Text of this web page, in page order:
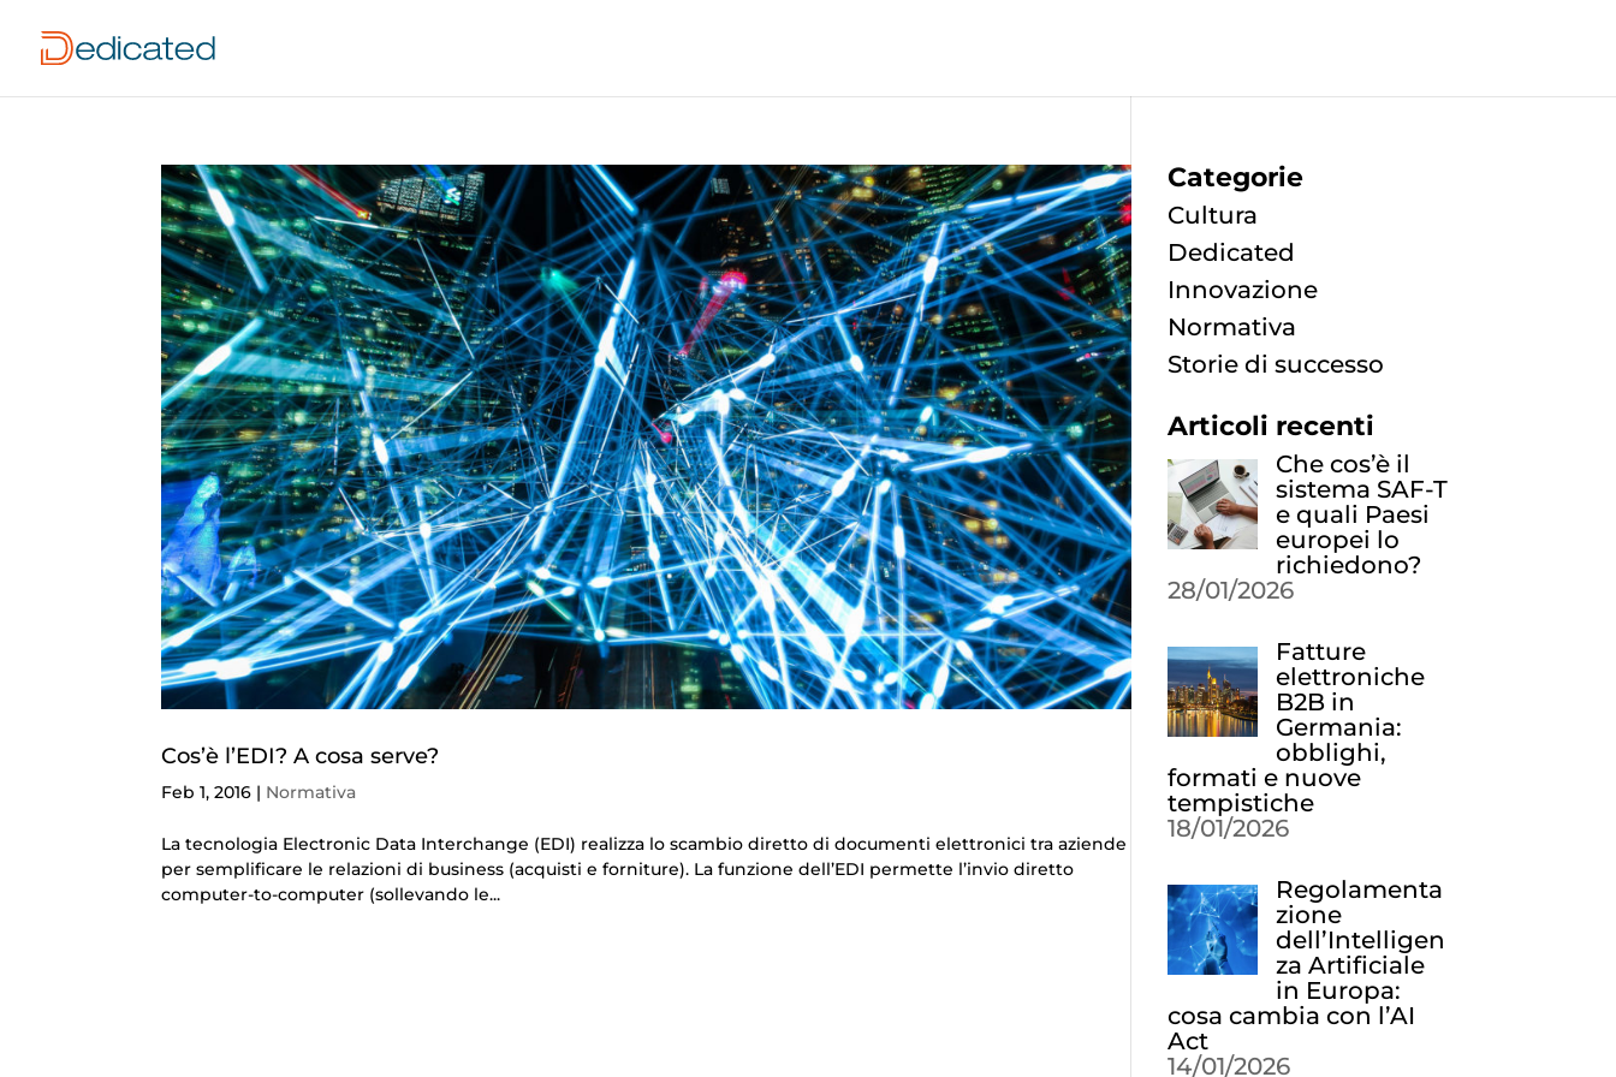
Cos’è l’EDI? A cosa serve?
Feb 1, 2016 | Normativa
La tecnologia Electronic Data Interchange (EDI) realizza lo scambio diretto di documenti elettronici tra aziende
per semplificare le relazioni di business (acquisti e forniture). La funzione dell’EDI permette l’invio diretto
computer-­to-­computer (sollevando le...
Categorie
Cultura
Dedicated
Innovazione
Normativa
Storie di successo
Articoli recenti
Che cos’è il
sistema SAF-T
e quali Paesi
europei lo
richiedono?
28/01/2026
Fatture
elettroniche
B2B in
Germania:
obblighi,
formati e nuove
tempistiche
18/01/2026
Regolamenta
zione
dell’Intelligen
za Artificiale
in Europa:
cosa cambia con l’AI
Act
14/01/2026